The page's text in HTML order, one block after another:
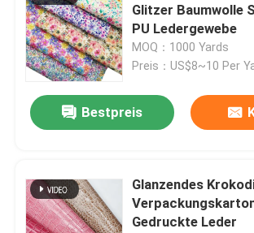
Startseite
Glitzer Baumwolle
PU Ledergewebe
MOQ：1000 Yards
Preis：US$8~10 Per
Bestpreis
Glanzendes
Gedruckte Leder